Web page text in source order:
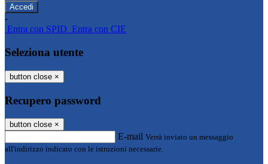
-
Entra con SPID Entra con CIE
Seleziona utente
button close ×
Recupero password
button close ×
E-mail Verrà inviato un messaggio
all'indirizzo indicato con le istruzioni necessarie.